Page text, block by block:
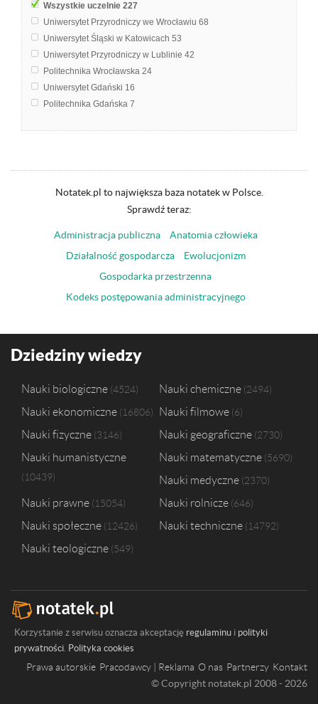
Wszystkie uczelnie 227
Uniwersytet Przyrodniczy we Wrocławiu 68
Uniwersytet Śląski w Katowicach 53
Uniwersytet Przyrodniczy w Lublinie 42
Politechnika Wrocławska 24
Uniwersytet Gdański 16
Politechnika Gdańska 7
Akademia Górniczo-Hutnicza im. Stanisława Staszica w Krakowie1
Politechnika Śląska
Notatek.pl to największa baza notatek w Polsce.
Sprawdź teraz:
Administracja publiczna
Anatomia człowieka
Działalność gospodarcza
Ewolucjonizm
Gospodarka przestrzenna
Kodeks postępowania administracyjnego
Dziedziny wiedzy
Nauki biologiczne 4524 Nauki chemiczne 2494
Nauki ekonomiczne 16806 Nauki filmowe 6
Nauki fizyczne 3146 Nauki geograficzne 2730
Nauki humanistyczne
10439
Nauki matematyczne 5690
Nauki medyczne 2370
Nauki prawne 15054 Nauki rolnicze 646
Nauki społeczne 12426 Nauki techniczne 14792
Nauki teologiczne 549
Korzystanie z serwisu oznacza akceptację regulaminu i polityki
prywatności. Polityka cookies
Prawa autorskie Pracodawcy | Reklama O nas Partnerzy Kontakt
© Copyright notatek.pl 2008 - 2026